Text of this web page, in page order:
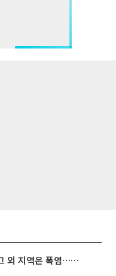
동해안은 시간당 80㎜ 폭우, 그 외 지역은 폭염…‘극과 극 날씨’